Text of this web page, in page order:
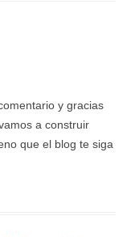
y gracias
a construir
que el blog te siga